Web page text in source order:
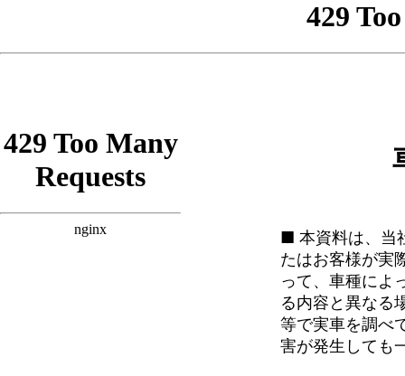
■ 本資料は、当
たはお客様が実
って、車種によ
る内容と異なる
等で実車を調べ
害が発生しても